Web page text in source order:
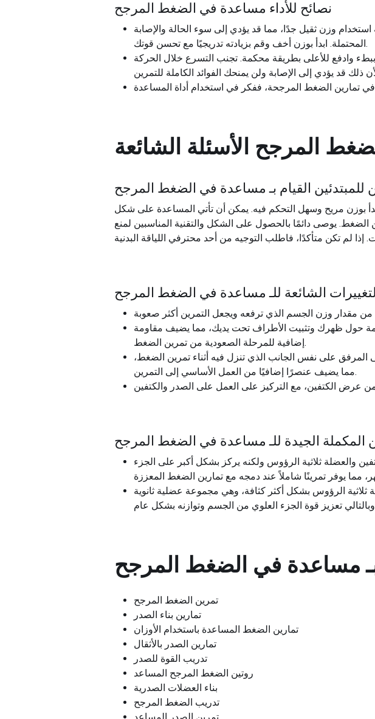
نصائح للأداء مساعدة في الضغط المرجح
وزن ثقيل جدًا، مما قد يؤدي إلى سوء الحالة والإصابة
المحتملة. ابدأ بوزن أخف وقم بزيادته تدريجيًا مع تحسن قوتك.
وادفع للأعلى بطريقة محكمة. تجنب التسرع خلال الحركة
تمارين الضغط المرجحة، ففكر في استخدام أداة المساعدة
المرجح الأسئلة الشائعة
القيام بـ مساعدة في الضغط المرجح
بوزن مريح وسهل التحكم فيه. يمكن أن تأتي المساعدة على شكل
يوصى دائمًا بالحصول على الشكل والتقنية المناسبين لمنع
الشائعة للـ مساعدة في الضغط المرجح
حول ظهرك وتثبيت الأطراف تحت يديك، مما يضيف مقاومة
إضافية للمرحلة الصعودية من تمرين الضغط.
على نفس الجانب الذي تنزل فيه أثناء تمرين الضغط،
مما يضيف عنصرًا إضافيًا من العمل الأساسي إلى التمرين.
المكملة الجيدة للـ مساعدة في الضغط المرجح
والعضلة ثلاثية الرؤوس ولكنه يركز بشكل أكبر على الجزء
ثلاثية الرؤوس بشكل أكثر كثافة، وهي مجموعة عضلية ثانوية
مساعدة في الضغط المرجح
تمرين الضغط المرجح
تمارين بناء الصدر
تمارين الضغط المساعدة باستخدام الأوزان
تمارين الصدر بالأثقال
تدريب القوة للصدر
روتين الضغط المرجح المساعد
بناء العضلات الصدرية
تدريب الضغط المرجح